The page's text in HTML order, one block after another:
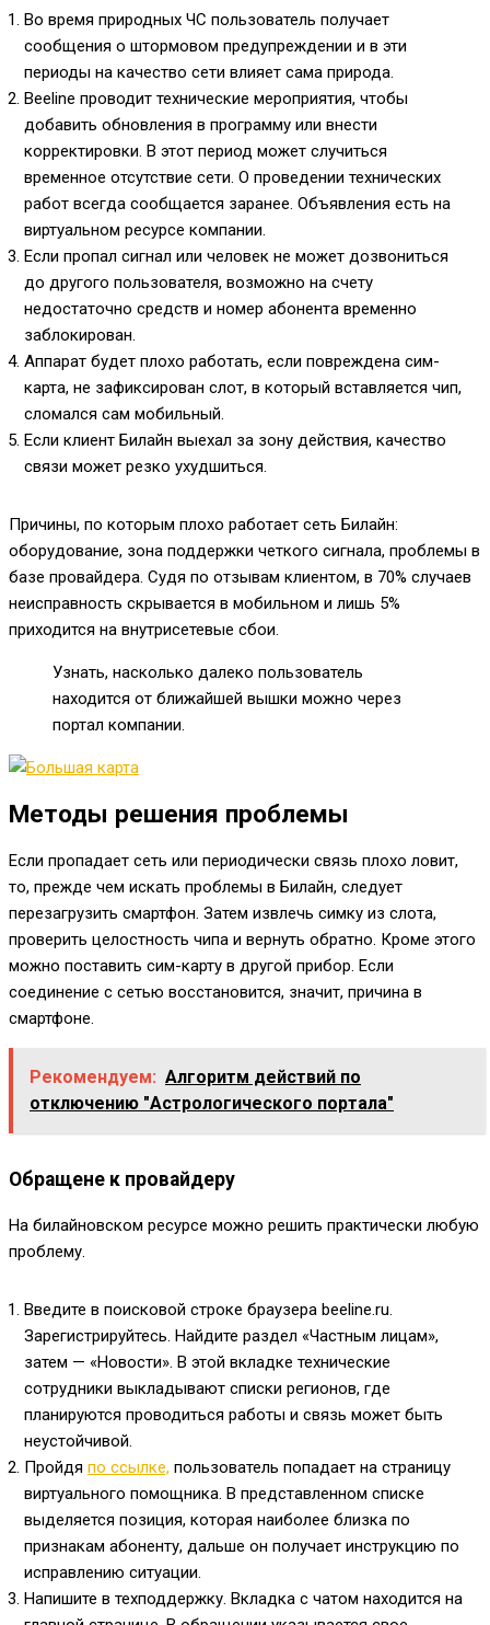
Во время природных ЧС пользователь получает
сообщения о штормовом предупреждении и в эти
периоды на качество сети влияет сама природа.
Beeline проводит технические мероприятия, чтобы
добавить обновления в программу или внести
корректировки. В этот период может случиться
временное отсутствие сети. О проведении технических
работ всегда сообщается заранее. Объявления есть на
виртуальном ресурсе компании.
Если пропал сигнал или человек не может дозвониться
до другого пользователя, возможно на счету
недостаточно средств и номер абонента временно
заблокирован.
Аппарат будет плохо работать, если повреждена сим-
карта, не зафиксирован слот, в который вставляется чип,
сломался сам мобильный.
Если клиент Билайн выехал за зону действия, качество
связи может резко ухудшиться.
Причины, по которым плохо работает сеть Билайн:
оборудование, зона поддержки четкого сигнала, проблемы в
базе провайдера. Судя по отзывам клиентом, в 70% случаев
неисправность скрывается в мобильном и лишь 5%
приходится на внутрисетевые сбои.
Узнать, насколько далеко пользователь
находится от ближайшей вышки можно через
портал компании.
Методы решения проблемы
Если пропадает сеть или периодически связь плохо ловит,
то, прежде чем искать проблемы в Билайн, следует
перезагрузить смартфон. Затем извлечь симку из слота,
проверить целостность чипа и вернуть обратно. Кроме этого
можно поставить сим-карту в другой прибор. Если
соединение с сетью восстановится, значит, причина в
смартфоне.
Рекомендуем: Алгоритм действий по
отключению "Астрологического портала"
Обращене к провайдеру
На билайновском ресурсе можно решить практически любую
проблему.
Введите в поисковой строке браузера beeline.ru.
Зарегистрируйтесь. Найдите раздел «Частным лицам»,
затем — «Новости». В этой вкладке технические
сотрудники выкладывают списки регионов, где
планируются проводиться работы и связь может быть
неустойчивой.
Пройдя по ссылке, пользователь попадает на страницу
виртуального помощника. В представленном списке
выделяется позиция, которая наиболее близка по
признакам абоненту, дальше он получает инструкцию по
исправлению ситуации.
Напишите в техподдержку. Вкладка с чатом находится на